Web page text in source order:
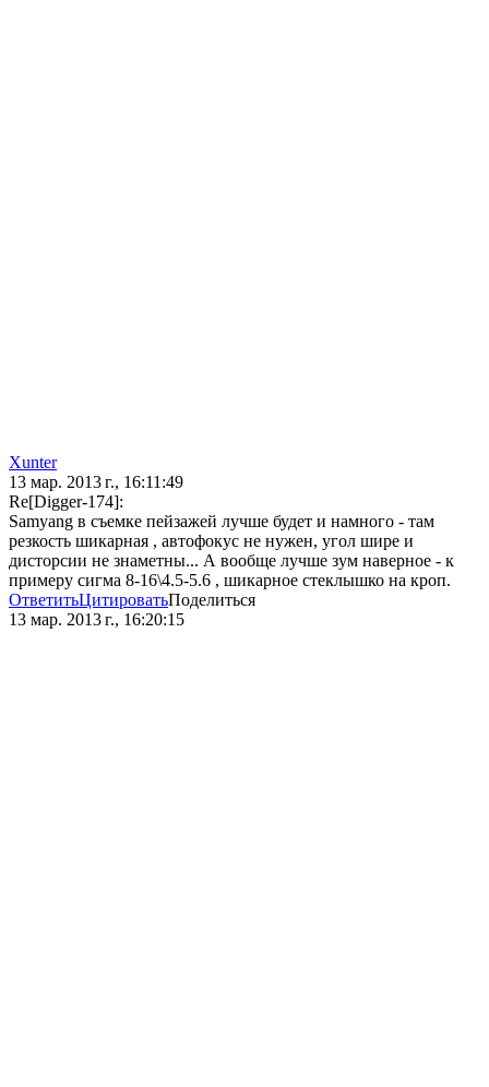
Xunter
13 мар. 2013 г., 16:11:49
Re[Digger-174]:
Samyang в съемке пейзажей лучше будет и намного - там
резкость шикарная , автофокус не нужен, угол шире и
дисторсии не знаметны... А вообще лучше зум наверное - к
примеру сигма 8-16\4.5-5.6 , шикарное стеклышко на кроп.
ОтветитьЦитироватьПоделиться
13 мар. 2013 г., 16:20:15